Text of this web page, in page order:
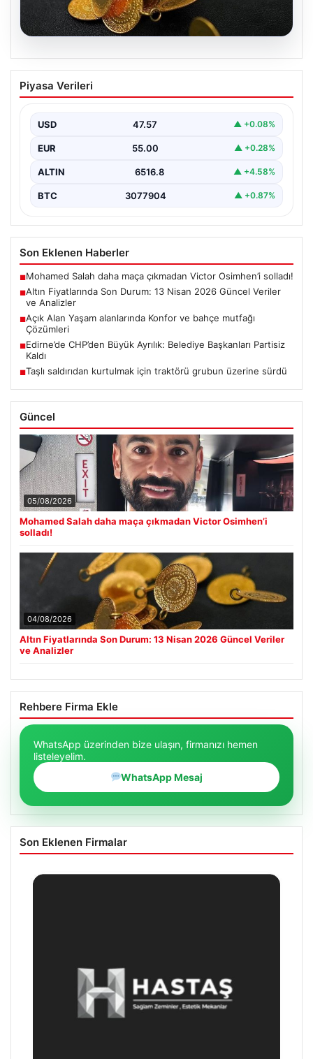
Altın Fiyatlarında Son Durum: 13 Nisan
2026 Güncel Veriler ve Analizler
gelişmeler yatırımcıların gündeminde önemli yer
tutuyor. ABD…
Piyasa Verileri
USD 47.57 ▲ +0.08%
EUR 55.00 ▲ +0.28%
ALTIN 6516.8 ▲ +4.58%
BTC 3077904 ▲ +0.87%
Son Eklenen Haberler
■Mohamed Salah daha maça çıkmadan Victor Osimhen’i solladı!
■Altın Fiyatlarında Son Durum: 13 Nisan 2026 Güncel Veriler
ve Analizler
■Açık Alan Yaşam alanlarında Konfor ve bahçe mutfağı
Çözümleri
■Edirne’de CHP’den Büyük Ayrılık: Belediye Başkanları Partisiz
Kaldı
■Taşlı saldırıdan kurtulmak için traktörü grubun üzerine sürdü
Güncel
05/08/2026
Mohamed Salah daha maça çıkmadan Victor Osimhen’i
solladı!
04/08/2026
Altın Fiyatlarında Son Durum: 13 Nisan 2026 Güncel Veriler
ve Analizler
Rehbere Firma Ekle
WhatsApp üzerinden bize ulaşın, firmanızı hemen
listeleyelim.
WhatsApp Mesaj
Son Eklenen Firmalar